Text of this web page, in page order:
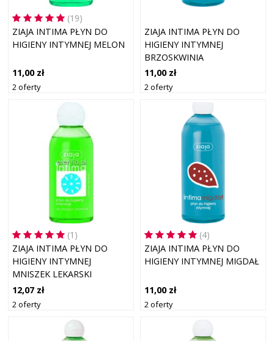
(19)
ZIAJA INTIMA PŁYN DO
HIGIENY INTYMNEJ MELON
11,00 zł
2 oferty
ZIAJA INTIMA PŁYN DO
HIGIENY INTYMNEJ
BRZOSKWINIA
11,00 zł
2 oferty
(1)
ZIAJA INTIMA PŁYN DO
HIGIENY INTYMNEJ
MNISZEK LEKARSKI
12,07 zł
2 oferty
(4)
ZIAJA INTIMA PŁYN DO
HIGIENY INTYMNEJ MIGDAŁ
11,00 zł
2 oferty